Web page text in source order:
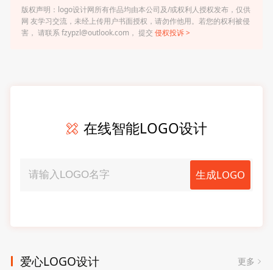
版权声明：logo设计网所有作品均由本公司及/或权利人授权发布，仅供
网 友学习交流，未经上传用户书面授权，请勿作他用。若您的权利被侵
害， 请联系 fzypzl@outlook.com， 提交 侵权投诉 >
在线智能LOGO设计
生成LOGO
爱心LOGO设计 更多